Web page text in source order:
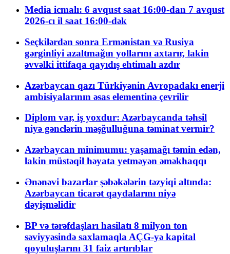
Media icmalı: 6 avqust saat 16:00-dan 7 avqust
2026-cı il saat 16:00-dək
Seçkilərdən sonra Ermənistan və Rusiya
gərginliyi azaltmağın yollarını axtarır, lakin
əvvəlki ittifaqa qayıdış ehtimalı azdır
Azərbaycan qazı Türkiyənin Avropadakı enerji
ambisiyalarının əsas elementinə çevrilir
Diplom var, iş yoxdur: Azərbaycanda təhsil
niyə gənclərin məşğulluğuna təminat vermir?
Azərbaycan minimumu: yaşamağı təmin edən,
lakin müstəqil həyata yetməyən əməkhaqqı
Ənənəvi bazarlar şəbəkələrin təzyiqi altında:
Azərbaycan ticarət qaydalarını niyə
dəyişməlidir
BP və tərəfdaşları hasilatı 8 milyon ton
səviyyəsində saxlamaqla AÇG-yə kapital
qoyuluşlarını 31 faiz artırıblar